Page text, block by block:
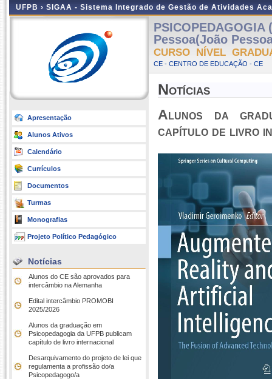
UFPB › SIGAA - Sistema Integrado de Gestão de Atividades
Apresentação
Alunos Ativos
Calendário
Currículos
Documentos
Turmas
Monografias
Projeto Político Pedagógico
Notícias
Alunos do CE são aprovados para
intercâmbio na Alemanha
Edital intercâmbio PROMOBI
2025/2026
Alunos da graduação em
Psicopedagogia da UFPB publicam
capítulo de livro internacional
Desarquivamento do projeto de lei que
regulamenta a profissão do/a
Psicopedagogo/a
PSICOPEDAGOGIA
Pessoa(João
CURSO NÍVEL
CE - CENTRO DE EDUCAÇÃO - CE
Notícias
Alunos da
capítulo de livro